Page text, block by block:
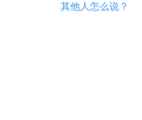
其他人怎么说？